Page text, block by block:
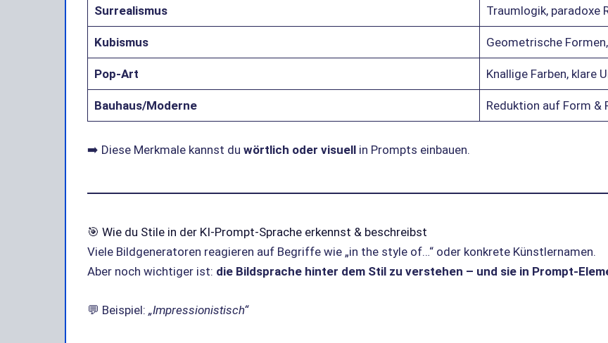
Surrealismus Traumlogik, paradoxe
Kubismus Geometrische
Pop-Art Knallige Farben, klare
Bauhaus/Moderne Reduktion auf Form &
➡️ Diese Merkmale kannst du wörtlich oder visuell in Prompts einbauen.
🎯 Wie du Stile in der KI-Prompt-Sprache erkennst & beschreibst
Viele Bildgeneratoren reagieren auf Begriffe wie „in the style of…“ oder konkrete Künstlernamen.
Aber noch wichtiger ist: die Bildsprache hinter dem Stil zu verstehen – und sie in Prompt-
💬 Beispiel: „Impressionistisch“